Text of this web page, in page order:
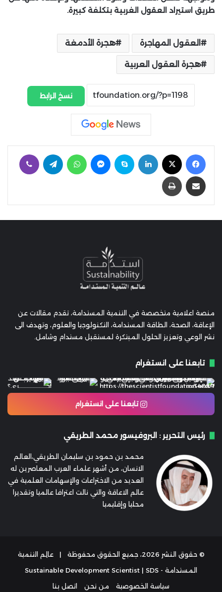
طريق استيراد العقول الغربية بتكلفة كبيرة.
العقول المهاجرة هجرة الأدمغة
هجرة العقول العربية
نسخ الرابط
فيسبوك لينكدإن سكايب ماسنجر واتساب تيلقرام
مشاركة عبر البريد طباعة
منصة اعلامية متخصصة في التنمية المستدامة، تقدم مقالات عن
الإعاقة، الصحة، الطاقة المستدامة، التكنولوجيا والعلوم، وتهدف الى
نشر الوعي وتعزيز الحلول المبتكرة لمستقبل مستدام وشامل.
تابعنا على انستغرام
تابعنا على انستغرام
رئيس التحرير : البروفيسور محمد الطريقي
محمد بن حمود بن سليمان الطريقي،العالم
الانسان، من أشهر علماء العرب المعاصرين له
العديد من الاختراعات والإسهامات العلمية في
عالم الاعاقة والتي نالت اعترافا عالميا وتقديرا
محليا وإقليميا
© حقوق النشر 2026، جميع الحقوق محفوظة |
عالِم التنمية
المستدامة - Sustainable Development Scientist | SDS
سياسة الخصوصية
من نحن اتصل بنا